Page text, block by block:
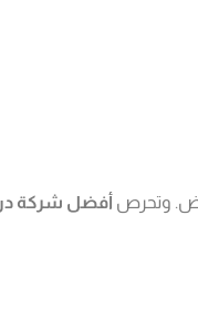
وتحرص أفضل شركة